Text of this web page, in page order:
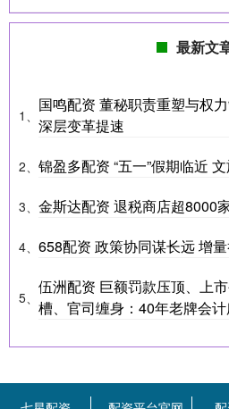
最新文
1、
国鸣配资 董秘职责重塑与权
深层变革提速
2、 锦盈多配资 “五一”假期临近
3、 金斯达配资 退税商店超8000
4、 658配资 政策协同谋长远 增
5、
伍洲配资 巨额罚款压顶、上
槽、官司缠身：40年老牌会